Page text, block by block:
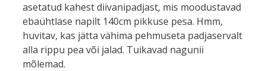
asetatud kahest diivanipadjast, mis moodustavad
ebaühtlase napilt 140cm pikkuse pesa. Hmm,
huvitav, kas jätta vähima pehmuseta padjaservalt
alla rippu pea või jalad. Tuikavad nagunii
mõlemad.